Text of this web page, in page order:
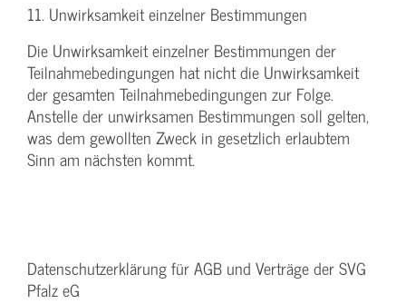
11. Unwirksamkeit einzelner Bestimmungen
Die Unwirksamkeit einzelner Bestimmungen der
Teilnahmebedingungen hat nicht die Unwirksamkeit
der gesamten Teilnahmebedingungen zur Folge.
Anstelle der unwirksamen Bestimmungen soll gelten,
was dem gewollten Zweck in gesetzlich erlaubtem
Sinn am nächsten kommt.
Datenschutzerklärung für AGB und Verträge der SVG
Pfalz eG